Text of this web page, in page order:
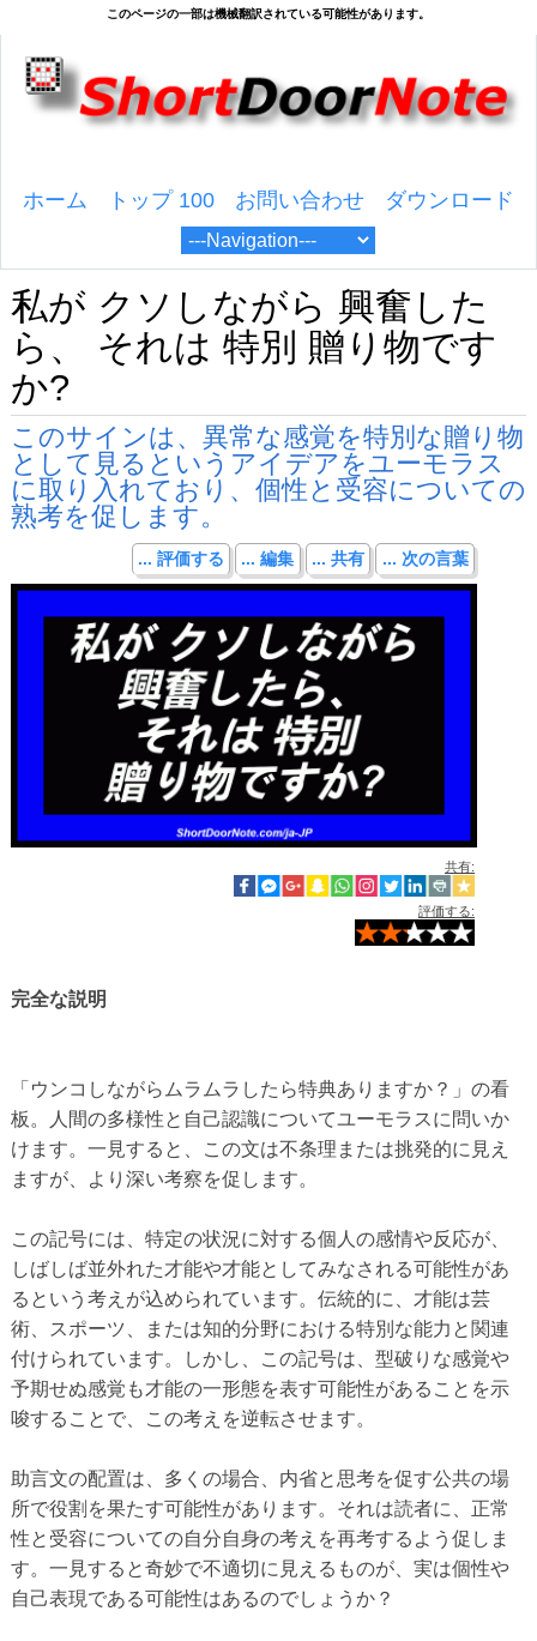
ホーム トップ 100 お問い合わせ ダウンロード
私が クソしながら 興奮した
ら、 それは 特別 贈り物です
か?
このサインは、異常な感覚を特別な贈り物
として見るというアイデアをユーモラス
に取り入れており、個性と受容についての
熟考を促します。
... 評価する ... 編集 ... 共有 ... 次の言葉
共有:
評価する:
完全な説明
「ウンコしながらムラムラしたら特典ありますか？」の看
板。人間の多様性と自己認識についてユーモラスに問いか
けます。一見すると、この文は不条理または挑発的に見え
ますが、より深い考察を促します。
この記号には、特定の状況に対する個人の感情や反応が、
しばしば並外れた才能や才能としてみなされる可能性があ
るという考えが込められています。伝統的に、才能は芸
術、スポーツ、または知的分野における特別な能力と関連
付けられています。しかし、この記号は、型破りな感覚や
予期せぬ感覚も才能の一形態を表す可能性があることを示
唆することで、この考えを逆転させます。
助言文の配置は、多くの場合、内省と思考を促す公共の場
所で役割を果たす可能性があります。それは読者に、正常
性と受容についての自分自身の考えを再考するよう促しま
す。一見すると奇妙で不適切に見えるものが、実は個性や
自己表現である可能性はあるのでしょうか？